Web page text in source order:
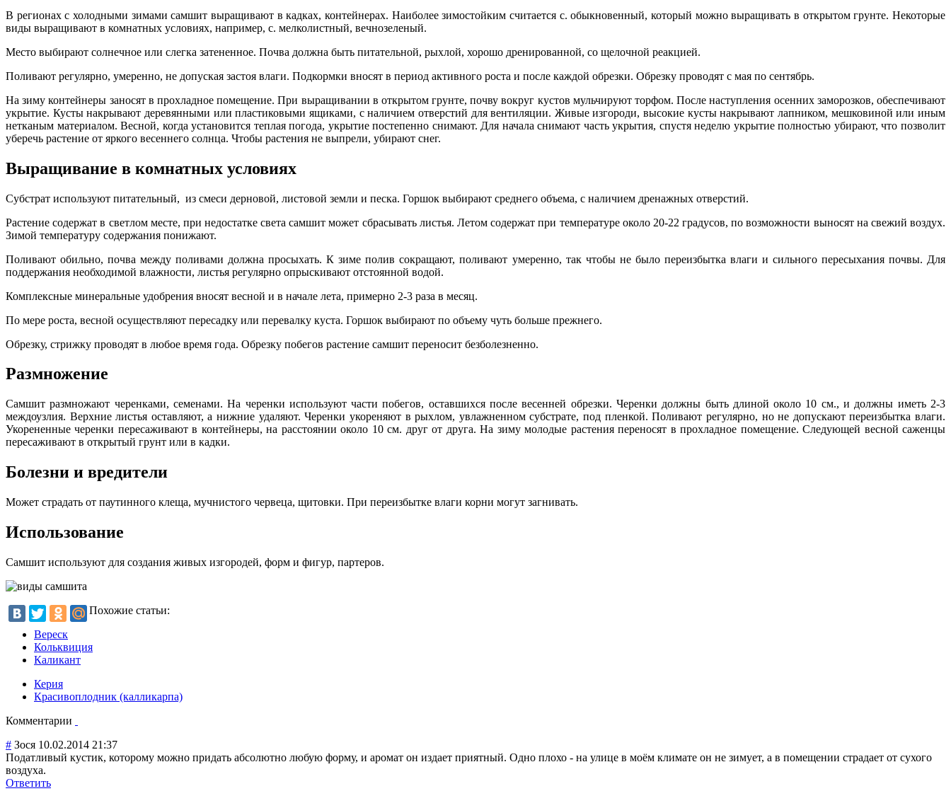
В регионах с холодными зимами самшит выращивают в кадках, контейнерах. Наиболее зимостойким считается с. обыкновенный, который можно выращивать в открытом грунте. Некоторые
виды выращивают в комнатных условиях, например, с. мелколистный, вечнозеленый.
Место выбирают солнечное или слегка затененное. Почва должна быть питательной, рыхлой, хорошо дренированной, со щелочной реакцией.
Поливают регулярно, умеренно, не допуская застоя влаги. Подкормки вносят в период активного роста и после каждой обрезки. Обрезку проводят с мая по сентябрь.
На зиму контейнеры заносят в прохладное помещение. При выращивании в открытом грунте, почву вокруг кустов мульчируют торфом. После наступления осенних заморозков, обеспечивают
укрытие. Кусты накрывают деревянными или пластиковыми ящиками, с наличием отверстий для вентиляции. Живые изгороди, высокие кусты накрывают лапником, мешковиной или иным
нетканым материалом. Весной, когда установится теплая погода, укрытие постепенно снимают. Для начала снимают часть укрытия, спустя неделю укрытие полностью убирают, что позволит
уберечь растение от яркого весеннего солнца. Чтобы растения не выпрели, убирают снег.
Выращивание в комнатных условиях
Субстрат используют питательный, из смеси дерновой, листовой земли и песка. Горшок выбирают среднего объема, с наличием дренажных отверстий.
Растение содержат в светлом месте, при недостатке света самшит может сбрасывать листья. Летом содержат при температуре около 20-22 градусов, по возможности выносят на свежий воздух.
Зимой температуру содержания понижают.
Поливают обильно, почва между поливами должна просыхать. К зиме полив сокращают, поливают умеренно, так чтобы не было переизбытка влаги и сильного пересыхания почвы. Для
поддержания необходимой влажности, листья регулярно опрыскивают отстоянной водой.
Комплексные минеральные удобрения вносят весной и в начале лета, примерно 2-3 раза в месяц.
По мере роста, весной осуществляют пересадку или перевалку куста. Горшок выбирают по объему чуть больше прежнего.
Обрезку, стрижку проводят в любое время года. Обрезку побегов растение самшит переносит безболезненно.
Размножение
Самшит размножают черенками, семенами. На черенки используют части побегов, оставшихся после весенней обрезки. Черенки должны быть длиной около 10 см., и должны иметь 2-3
междоузлия. Верхние листья оставляют, а нижние удаляют. Черенки укореняют в рыхлом, увлажненном субстрате, под пленкой. Поливают регулярно, но не допускают переизбытка влаги.
Укорененные черенки пересаживают в контейнеры, на расстоянии около 10 см. друг от друга. На зиму молодые растения переносят в прохладное помещение. Следующей весной саженцы
пересаживают в открытый грунт или в кадки.
Болезни и вредители
Может страдать от паутинного клеща, мучнистого червеца, щитовки. При переизбытке влаги корни могут загнивать.
Использование
Самшит используют для создания живых изгородей, форм и фигур, партеров.
Похожие статьи:
Вереск
Кольквиция
Каликант
Керия
Красивоплодник (калликарпа)
Комментарии
# Зося 10.02.2014 21:37
Податливый кустик, которому можно придать абсолютно любую форму, и аромат он издает приятный. Одно плохо - на улице в моём климате он не зимует, а в помещении страдает от сухого
воздуха.
Ответить